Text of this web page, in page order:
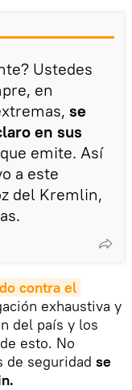
Ustedes
en
se
en sus
emite. Así
a este
del Kremlin,
contra el
exhaustiva y
del país y los
esto. No
de seguridad se